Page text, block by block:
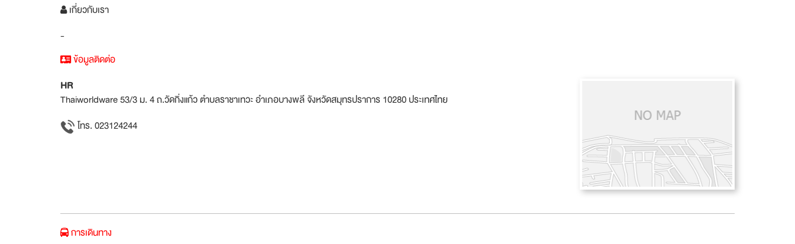
เกี่ยวกับเรา
-
ข้อมูลติดต่อ
HR
Thaiworldware 53/3 ม. 4 ถ.วัดกิ่งแก้ว ตำบลราชาเทวะ อำเภอบางพลี จังหวัดสมุทรปราการ 10280 ประเทศไทย
โทร. 023124244
การเดินทาง